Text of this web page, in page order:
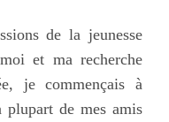
de la jeunesse
et ma recherche
je commençais à
de mes amis